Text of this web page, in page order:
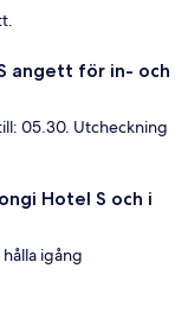
angett för in- och
05.30. Utcheckning
Hotel S och i
igång